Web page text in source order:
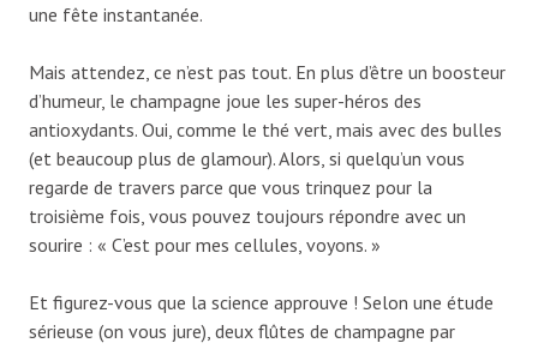
une fête instantanée.
Mais attendez, ce n’est pas tout. En plus d’être un boosteur
d’humeur, le champagne joue les super-héros des
antioxydants. Oui, comme le thé vert, mais avec des bulles
(et beaucoup plus de glamour). Alors, si quelqu’un vous
regarde de travers parce que vous trinquez pour la
troisième fois, vous pouvez toujours répondre avec un
sourire : « C’est pour mes cellules, voyons. »
Et figurez-vous que la science approuve ! Selon une étude
sérieuse (on vous jure), deux flûtes de champagne par